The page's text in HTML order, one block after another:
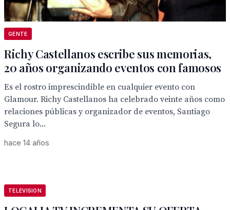
GENTE
Richy Castellanos escribe sus memorias,
20 años organizando eventos con famosos
Es el rostro imprescindible en cualquier evento con
Glamour. Richy Castellanos ha celebrado veinte años como
relaciones públicas y organizador de eventos, Santiago
Segura lo...
hace 14 años
TELEVISION